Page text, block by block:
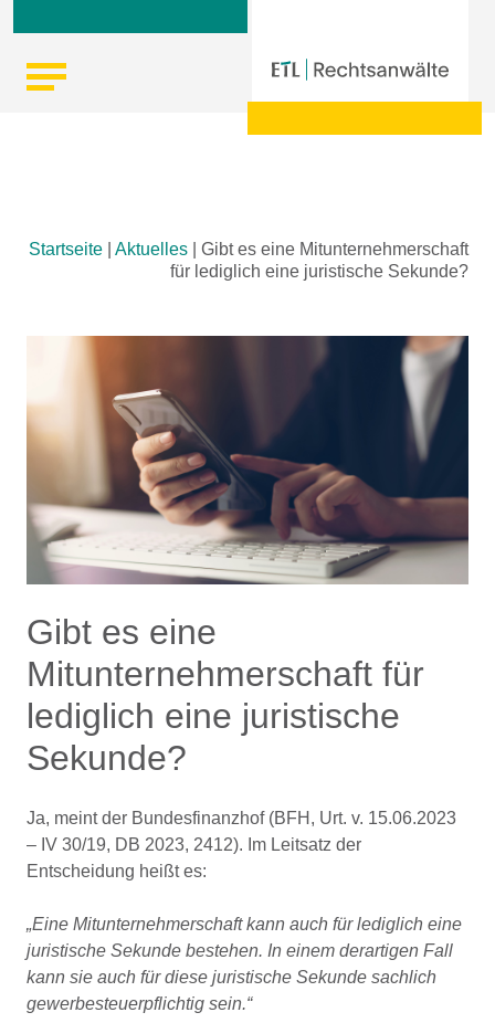
Startseite Aktuelles
Gibt es eine Mitunternehmerschaft
für lediglich eine juristische Sekunde?
Gibt es eine
Mitunternehmerschaft für
lediglich eine juristische
Sekunde?
Ja, meint der Bundesfinanzhof (BFH, Urt. v. 15.06.2023
– IV 30/19, DB 2023, 2412). Im Leitsatz der
Entscheidung heißt es:
„Eine Mitunternehmerschaft kann auch für lediglich eine
juristische Sekunde bestehen. In einem derartigen Fall
kann sie auch für diese juristische Sekunde sachlich
gewerbesteuerpflichtig sein.“